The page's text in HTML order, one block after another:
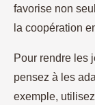
favorise non
la coopération
Pour rendre les
pensez à les
exemple,